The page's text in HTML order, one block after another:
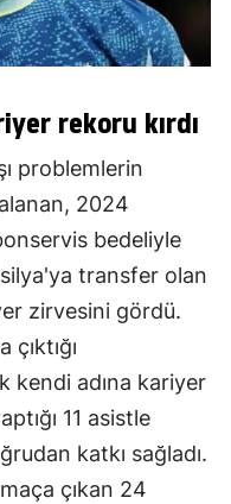
rekoru kırdı
problemlerin
2024
bedeliyle
transfer olan
zirvesini gördü.
kendi adına kariyer
11 asistle
katkı sağladı.
çıkan 24